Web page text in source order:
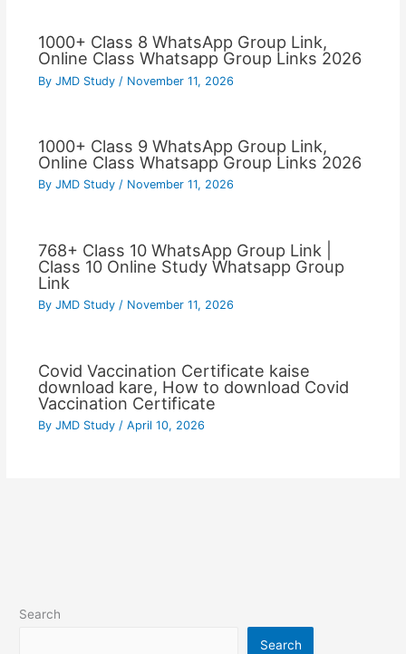
1000+ Class 8 WhatsApp Group Link,
Online Class Whatsapp Group Links 2026
By JMD Study / November 11, 2026
1000+ Class 9 WhatsApp Group Link,
Online Class Whatsapp Group Links 2026
By JMD Study / November 11, 2026
768+ Class 10 WhatsApp Group Link |
Class 10 Online Study Whatsapp Group
Link
By JMD Study / November 11, 2026
Covid Vaccination Certificate kaise
download kare, How to download Covid
Vaccination Certificate
By JMD Study / April 10, 2026
Search
Search